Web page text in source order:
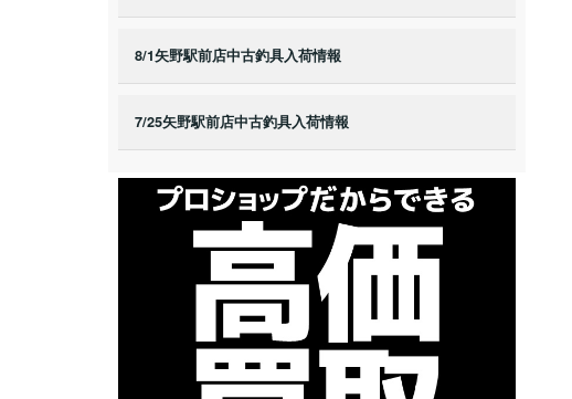
8/1矢野駅前店中古釣具入荷情報
7/25矢野駅前店中古釣具入荷情報